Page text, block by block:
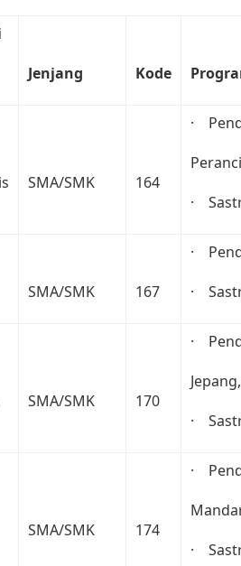
Jenjang Kode
SMA/SMK 164
·
·
SMA/SMK 167
·
·
SMA/SMK 170
·
Jepang,
·
SMA/SMK 174
·
·